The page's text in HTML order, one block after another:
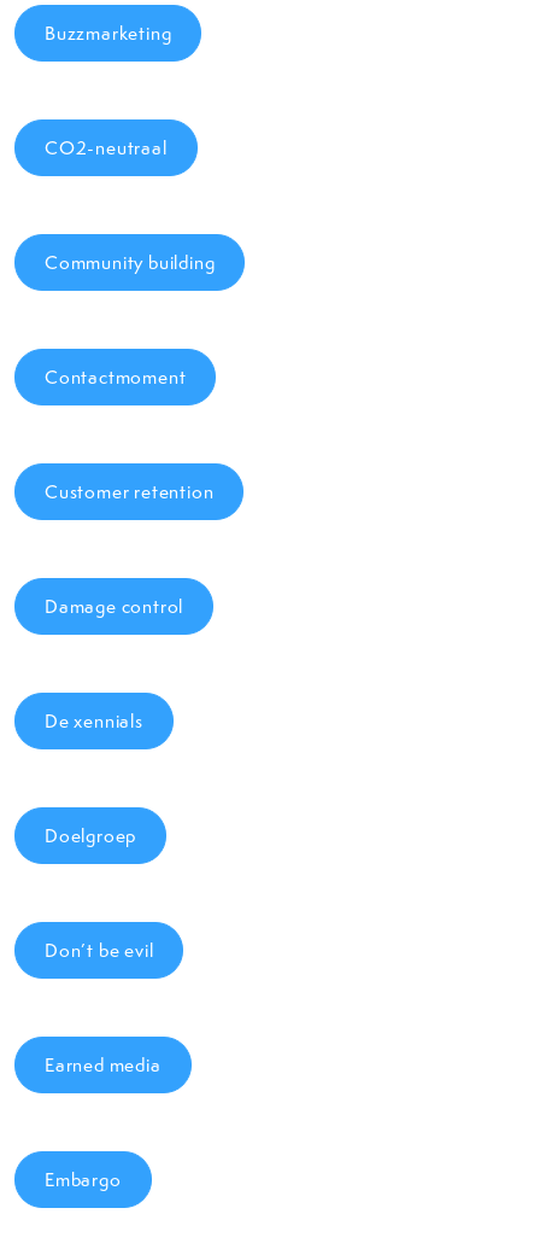
Buzzmarketing
CO2-neutraal
Community building
Contactmoment
Customer retention
Damage control
De xennials
Doelgroep
Don’t be evil
Earned media
Embargo